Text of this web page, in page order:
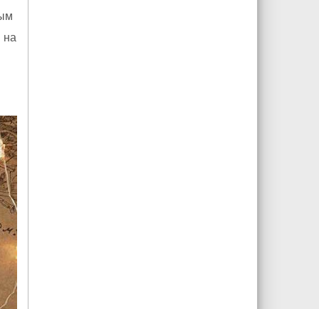
на